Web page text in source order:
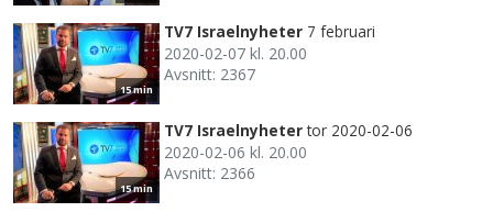
15 min
TV7 Israelnyheter 7 februari
2020-02-07 kl. 20.00
Avsnitt: 2367
15 min
TV7 Israelnyheter tor 2020-02-06
2020-02-06 kl. 20.00
Avsnitt: 2366